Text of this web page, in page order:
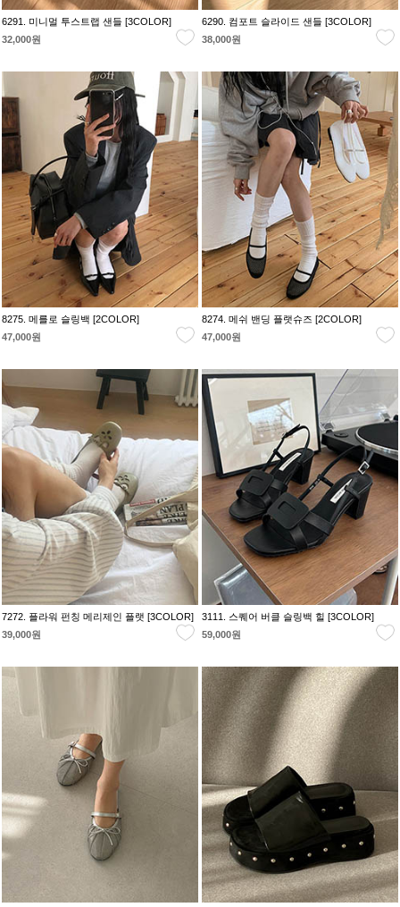
6291. 미니멀 투스트랩 샌들 [3COLOR]
32,000원
6290. 컴포트 슬라이드 샌들 [3COLOR]
38,000원
8275. 메를로 슬링백 [2COLOR]
47,000원
8274. 메쉬 밴딩 플랫슈즈 [2COLOR]
47,000원
7272. 플라워 펀칭 메리제인 플랫 [3COLOR]
39,000원
3111. 스퀘어 버클 슬링백 힐 [3COLOR]
59,000원